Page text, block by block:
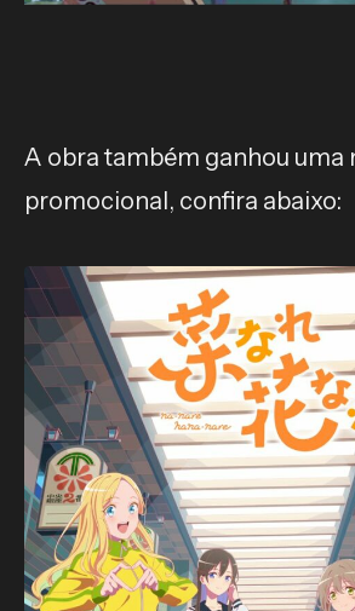
A obra também ganhou uma
promocional, confira abaixo: